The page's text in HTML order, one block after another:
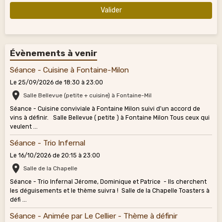
Valider
Évènements à venir
Séance - Cuisine à Fontaine-Milon
Le 25/09/2026 de 18:30 à 23:00
Salle Bellevue (petite + cuisine) à Fontaine-Mil
Séance - Cuisine conviviale à Fontaine Milon suivi d'un accord de
vins à définir. Salle Bellevue ( petite ) à Fontaine Milon Tous ceux qui
veulent ...
Séance - Trio Infernal
Le 16/10/2026 de 20:15 à 23:00
Salle de la Chapelle
Séance - Trio Infernal Jérome, Dominique et Patrice - Ils cherchent
les déguisements et le thème suivra ! Salle de la Chapelle Toasters à
défi ...
Séance - Animée par Le Cellier - Thème à définir